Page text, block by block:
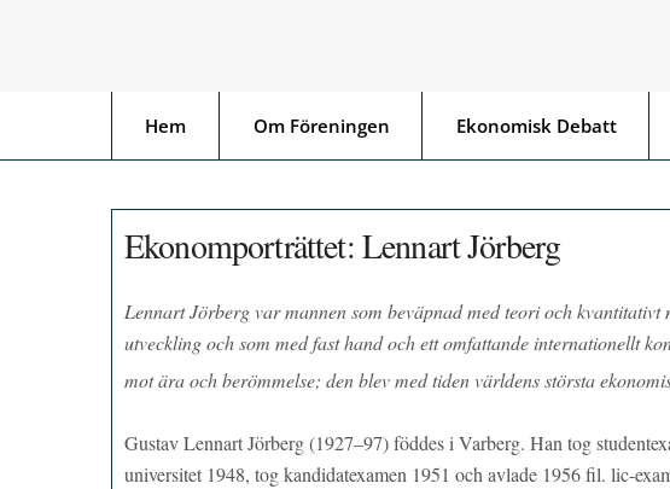
Hem Om Föreningen Ekonomisk Debatt
Ekonomporträttet: Lennart Jörberg
Lennart Jörberg var mannen som beväpnad med teori och
utveckling och som med fast hand och ett omfattande internationellt
mot ära och berömmelse; den blev med tiden världens största
Gustav Lennart Jörberg (1927–97) föddes i Varberg. Han tog
universitet 1948, tog kandidatexamen 1951 och avlade 1956 fil. lic-